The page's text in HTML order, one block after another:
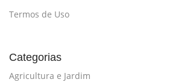
Termos de Uso
Categorias
Agricultura e Jardim